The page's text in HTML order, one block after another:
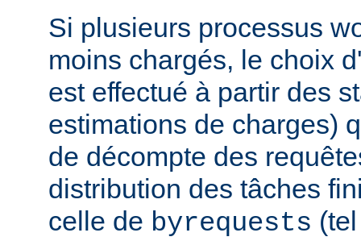
Si plusieurs processus
moins chargés, le choix
est effectué à partir des
estimations de charges)
de décompte des
distribution des tâches
celle de byrequests